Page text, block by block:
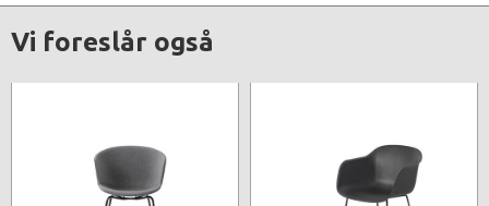
Vi foreslår også